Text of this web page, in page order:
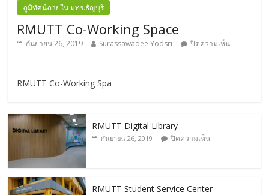
ภูมิทัศน์ภายใน มทร.ธัญบุรี
RMUTT Co-Working Space
กันยายน 26, 2019 Surassawadee Yodsri ปิดความเห็น
RMUTT Co-Working Spa
RMUTT Digital Library
กันยายน 26, 2019 ปิดความเห็น
RMUTT Student Service Center